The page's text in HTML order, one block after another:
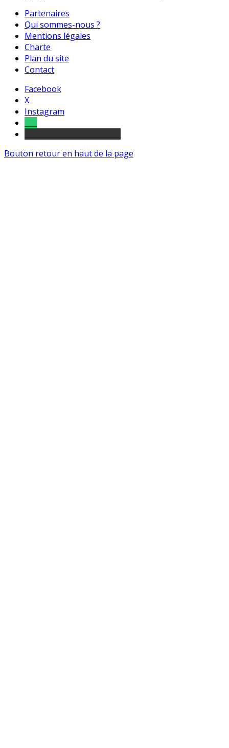
Partenaires
Qui sommes-nous ?
Mentions légales
Charte
Plan du site
Contact
Facebook
X
Instagram
Bouton retour en haut de la page